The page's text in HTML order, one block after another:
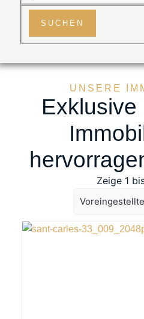
SUCHEN
UNSERE
Exklusive
Zeige 1